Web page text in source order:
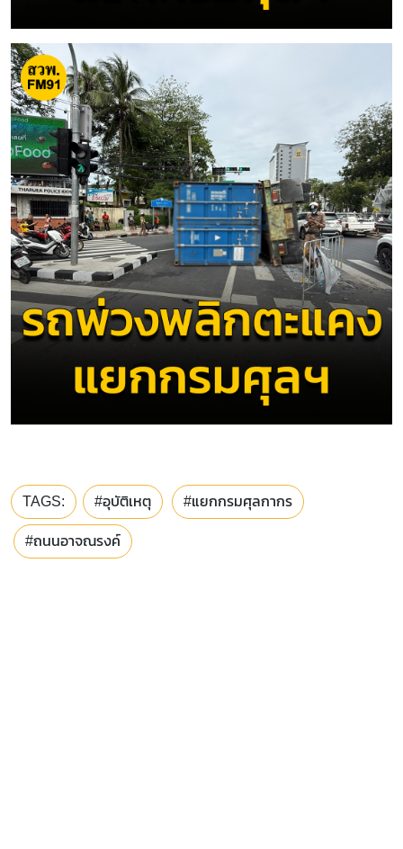
TAGS: #อุบัติเหตุ #แยกกรมศุลกากร
#ถนนอาจณรงค์